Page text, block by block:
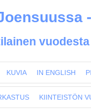
vuodesta
KUVIA IN ENGLISH
KIINTEISTÖN